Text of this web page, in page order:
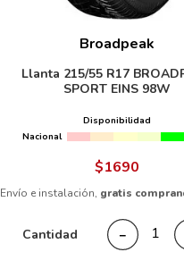
Broadpeak
Llanta 215/55 R17
SPORT EINS 98W
Disponibilidad
Nacional
$1690
Envío e instalación, gratis
Cantidad －